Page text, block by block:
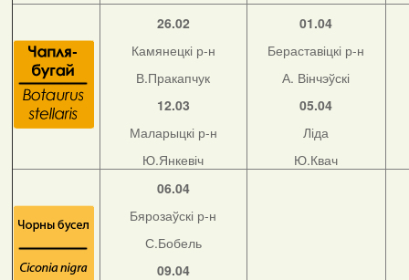
26.02
Камянецкі р-н
В.Пракапчук
12.03
Маларыцкі р-н
Ю.Янкевіч
01.04
Бераставіцкі р-н
А. Вінчэўскі
05.04
Ліда
Ю.Квач
06.04
Бярозаўскі р-н
С.Бобель
09.04